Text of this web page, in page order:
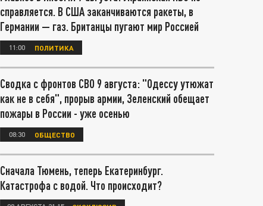
справляется. В США заканчиваются ракеты, в
Германии — газ. Британцы пугают мир Россией
11:00 ПОЛИТИКА
Сводка с фронтов СВО 9 августа: "Одессу утюжат
как не в себя", прорыв армии, Зеленский обещает
пожары в России - уже осенью
08:30 ОБЩЕСТВО
Сначала Тюмень, теперь Екатеринбург.
Катастрофа с водой. Что происходит?